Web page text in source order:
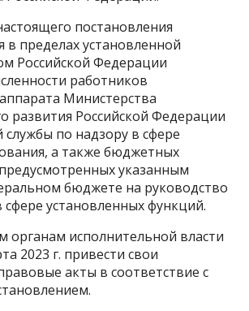
постановления
в пределах установленной
Российской Федерации
работников
Министерства
развития Российской Федерации
по надзору в сфере
а также бюджетных
указанным
бюджете на руководство
сфере установленных функций.
органам исполнительной власти
2023 г. привести свои
акты в соответствие с